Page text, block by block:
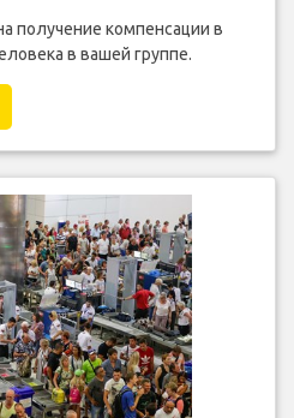
получение компенсации в
в вашей группе.